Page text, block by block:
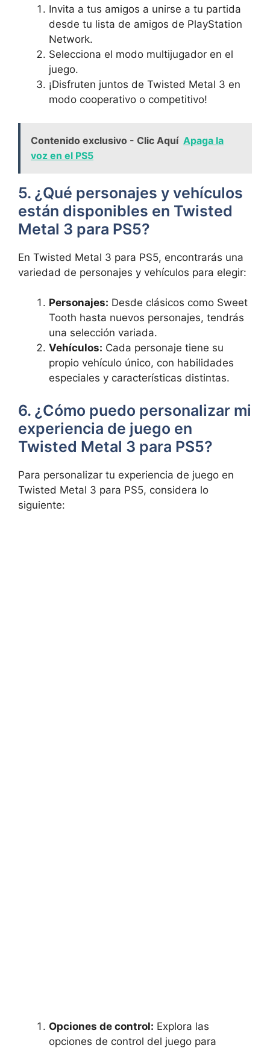
Invita a tus amigos a unirse a tu partida
desde tu lista de amigos de PlayStation
Network.
Selecciona el modo multijugador en el
juego.
¡Disfruten juntos de Twisted Metal 3 en
modo cooperativo o competitivo!
Contenido exclusivo - Clic Aquí Apaga la
voz en el PS5
5. ¿Qué personajes y vehículos
están disponibles en Twisted
Metal 3 para PS5?
En Twisted Metal 3 para PS5, encontrarás una
variedad de personajes y vehículos para elegir:
Personajes: Desde clásicos como Sweet
Tooth hasta nuevos personajes, tendrás
una selección variada.
Vehículos: Cada personaje tiene su
propio vehículo único, con habilidades
especiales y características distintas.
6. ¿Cómo puedo personalizar mi
experiencia de juego en
Twisted Metal 3 para PS5?
Para personalizar tu experiencia de juego en
Twisted Metal 3 para PS5, considera lo
siguiente:
Opciones de control: Explora las
opciones de control del juego para